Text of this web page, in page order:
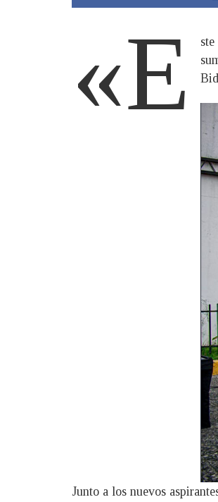
«E
Junto a los nuevos